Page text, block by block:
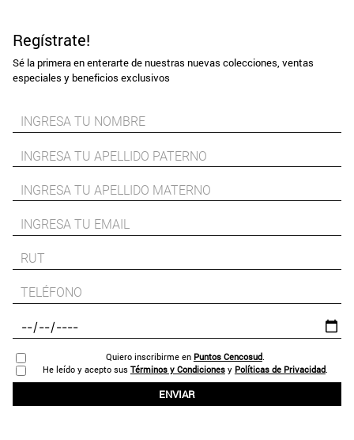
Regístrate!
Sé la primera en enterarte de nuestras nuevas colecciones, ventas
especiales y beneficios exclusivos
Quiero inscribirme en Puntos Cencosud.
He leído y acepto sus Términos y Condiciones y Políticas de Privacidad.
ENVIAR